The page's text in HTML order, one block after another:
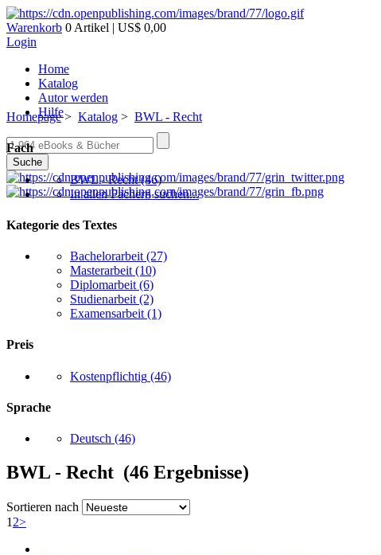
Warenkorb 0 Artikel | US$ 0,00
Login
Home
Katalog
Autor werden
Hilfe
Suche
Homepage> Katalog > BWL - Recht
Fach
BWL - Recht (46)
In allen Fächern suchen...
Kategorie des Textes
Bachelorarbeit (27)
Masterarbeit (10)
Diplomarbeit (6)
Studienarbeit (2)
Examensarbeit (1)
Preis
Kostenpflichtig (46)
Sprache
Deutsch (46)
BWL - Recht (46 Ergebnisse)
Sortieren nach
1 2>